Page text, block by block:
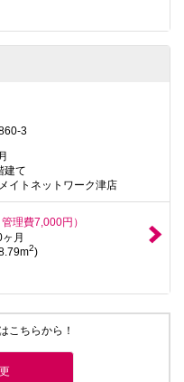
3
建て
イトネットワーク津店
管理費7,000円）
月
2)
こちらから！